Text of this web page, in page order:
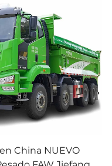
en Venta
China NUEVO